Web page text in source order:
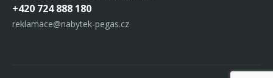
+420 724 888 180
reklamace@nabytek-pegas.cz